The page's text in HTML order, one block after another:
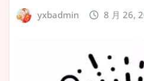
yxbadmin 8 月 26,